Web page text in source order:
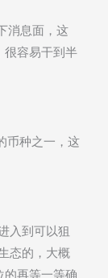
消息面，这
很容易干到半
币种之一，这
入到可以狙
态的，大概
的再等一等确